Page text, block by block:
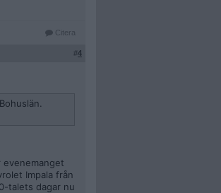
Citera
#4
evenemanget
Impala från
talets dagar nu